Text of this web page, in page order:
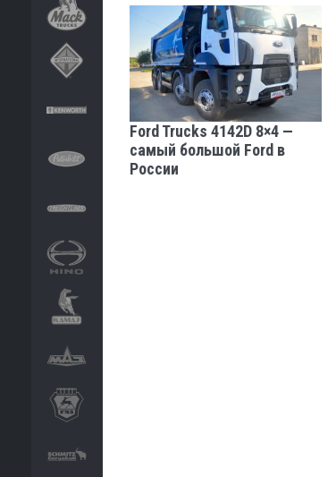
Ford Trucks 4142D 8×4 —
самый большой Ford в
России